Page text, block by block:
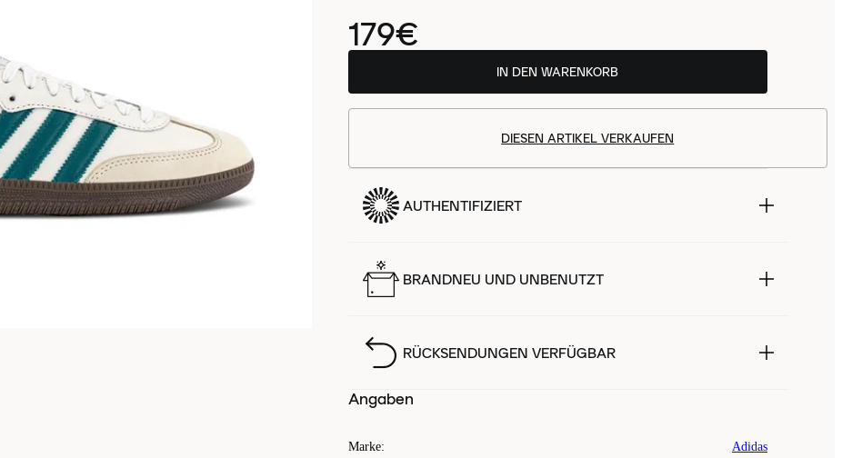
179€
IN DEN WARENKORB
DIESEN ARTIKEL VERKAUFEN
AUTHENTIFIZIERT
BRANDNEU UND UNBENUTZT
RÜCKSENDUNGEN VERFÜGBAR
Angaben
Marke: Adidas